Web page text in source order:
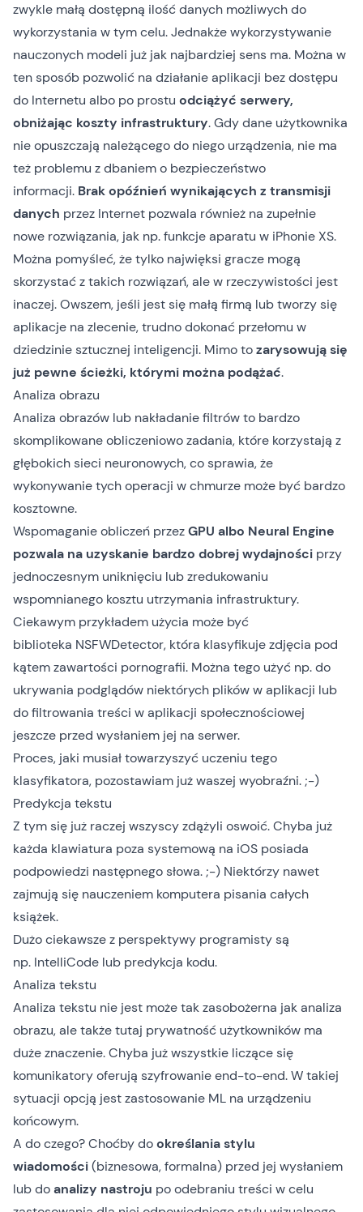
zwykle małą dostępną ilość danych możliwych do
wykorzystania w tym celu. Jednakże wykorzystywanie
nauczonych modeli już jak najbardziej sens ma. Można w
ten sposób pozwolić na działanie aplikacji bez dostępu
do Internetu albo po prostu odciążyć serwery,
obniżając koszty infrastruktury. Gdy dane użytkownika
nie opuszczają należącego do niego urządzenia, nie ma
też problemu z dbaniem o bezpieczeństwo
informacji. Brak opóźnień wynikających z transmisji
danych przez Internet pozwala również na zupełnie
nowe rozwiązania, jak np. funkcje aparatu w iPhonie XS.
Można pomyśleć, że tylko najwięksi gracze mogą
skorzystać z takich rozwiązań, ale w rzeczywistości jest
inaczej. Owszem, jeśli jest się małą firmą lub tworzy się
aplikacje na zlecenie, trudno dokonać przełomu w
dziedzinie sztucznej inteligencji. Mimo tozarysowują się
już pewne ścieżki, którymi można podążać.
Analiza obrazu
Analiza obrazów lub nakładanie filtrów to bardzo
skomplikowane obliczeniowo zadania, które korzystają z
głębokich sieci neuronowych, co sprawia, że
wykonywanie tych operacji w chmurze może być bardzo
kosztowne.
Wspomaganie obliczeń przezGPU albo Neural Engine
pozwala na uzyskanie bardzo dobrej wydajności przy
jednoczesnym uniknięciu lub zredukowaniu
wspomnianego kosztu utrzymania infrastruktury.
Ciekawym przykładem użycia może być
biblioteka NSFWDetector, która klasyfikuje zdjęcia pod
kątem zawartości pornografii. Można tego użyć np. do
ukrywania podglądów niektórych plików w aplikacji lub
do filtrowania treści w aplikacji społecznościowej
jeszcze przed wysłaniem jej na serwer.
Proces, jaki musiał towarzyszyć uczeniu tego
klasyfikatora, pozostawiam już waszej wyobraźni. ;-)
Predykcja tekstu
Z tym się już raczej wszyscy zdążyli oswoić. Chyba już
każda klawiatura poza systemową na iOS posiada
podpowiedzi następnego słowa. ;-) Niektórzy nawet
zajmują się nauczeniem komputera pisania całych
książek.
Dużo ciekawsze z perspektywy programisty są
np. IntelliCode lub predykcja kodu.
Analiza tekstu
Analiza tekstu nie jest może tak zasobożerna jak analiza
obrazu, ale także tutaj prywatność użytkowników ma
duże znaczenie. Chyba już wszystkie liczące się
komunikatory oferują szyfrowanie end-to-end. W takiej
sytuacji opcją jest zastosowanie ML na urządzeniu
końcowym.
A do czego? Choćby dookreślania stylu
wiadomości(biznesowa, formalna) przed jej wysłaniem
lub doanalizy nastroju po odebraniu treści w celu